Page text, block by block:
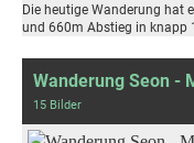
Die heutige Wanderung hat
und 660m Abstieg in knapp
Wanderung Seon -
15 Bilder